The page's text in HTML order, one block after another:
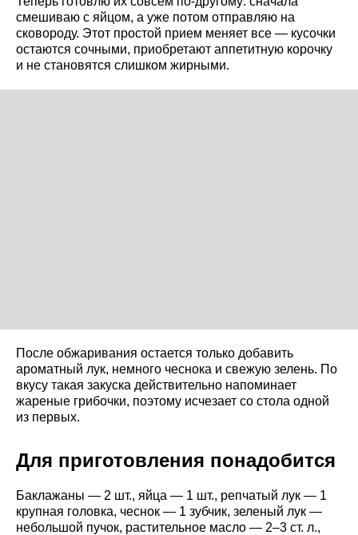
смешиваю с яйцом, а уже потом отправляю на
сковороду. Этот простой прием меняет все — кусочки
остаются сочными, приобретают аппетитную корочку
и не становятся слишком жирными.
После обжаривания остается только добавить
ароматный лук, немного чеснока и свежую зелень. По
вкусу такая закуска действительно напоминает
жареные грибочки, поэтому исчезает со стола одной
из первых.
Для приготовления понадобится
Баклажаны — 2 шт., яйца — 1 шт., репчатый лук — 1
крупная головка, чеснок — 1 зубчик, зеленый лук —
небольшой пучок, растительное масло — 2–3 ст. л.,